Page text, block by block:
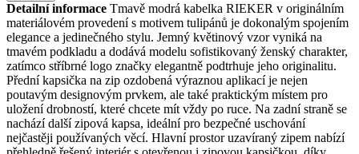
Detailní informace Tmavě modrá kabelka RIEKER v originálním
materiálovém provedení s motivem tulipánů je dokonalým spojením
elegance a jedinečného stylu. Jemný květinový vzor vyniká na
tmavém podkladu a dodává modelu sofistikovaný ženský charakter,
zatímco stříbrné logo značky elegantně podtrhuje jeho originalitu.
Přední kapsička na zip ozdobená výraznou aplikací je nejen
poutavým designovým prvkem, ale také praktickým místem pro
uložení drobností, které chcete mít vždy po ruce. Na zadní straně se
nachází další zipová kapsa, ideální pro bezpečné uschování
nejčastěji používaných věcí. Hlavní prostor uzavíraný zipem nabízí